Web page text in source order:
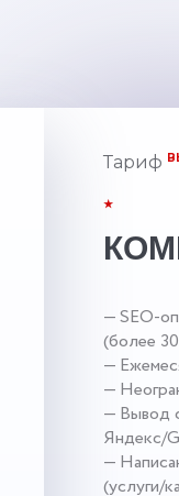
Тариф
★
— SEO-
(более
—
—
— Вывод
Яндекс/
—
(услуги/